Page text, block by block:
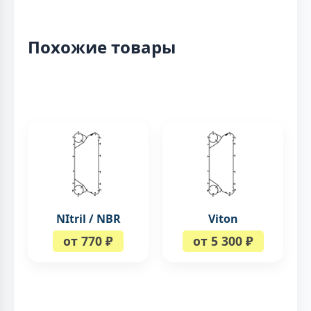
Похожие товары
NItril / NBR
от 770 ₽
Viton
от 5 300 ₽